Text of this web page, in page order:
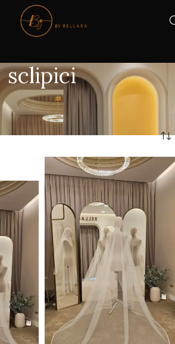
sclipici
etichetate „sclipici”